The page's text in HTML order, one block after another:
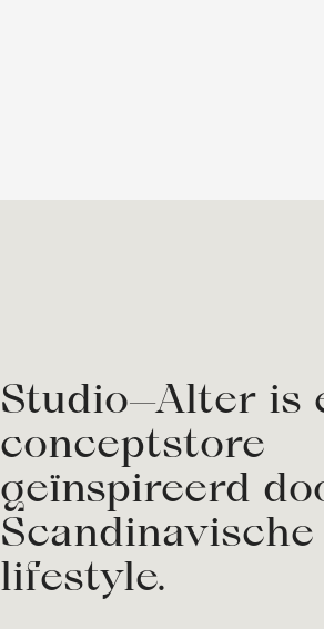
Studio—Alter is
conceptstore
geïnspireerd
Scandinavische
lifestyle.